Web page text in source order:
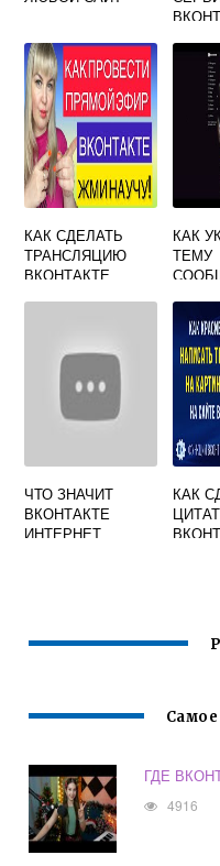
КАК СДЕЛАТЬ
ТРАНСЛЯЦИЮ
ВКОНТАКТЕ
КАК
ТЕМУ
ЧТО ЗНАЧИТ
ВКОНТАКТЕ
ИНТЕРНЕТ
КАК
ГДЕ
4916